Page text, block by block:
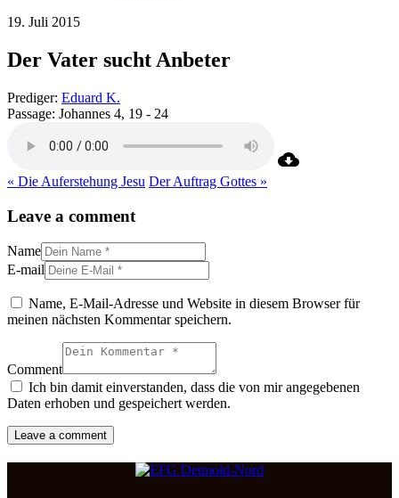
19. Juli 2015
Der Vater sucht Anbeter
Prediger: Eduard K.
Passage: Johannes 4, 19 - 24
« Die Auferstehung Jesu Der Auftrag Gottes »
Leave a comment
Name
E-mail
Name, E-Mail-Adresse und Website in diesem Browser für
meinen nächsten Kommentar speichern.
Comment
Ich bin damit einverstanden, dass die von mir angegebenen
Daten erhoben und gespeichert werden.